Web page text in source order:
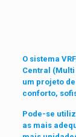
O sistema
Central
um projeto
conforto,
Pode-se
as mais